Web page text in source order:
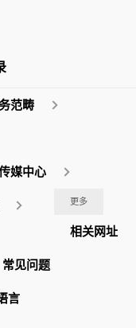
。房协致力支持及
需要的社群，及为
范畴
媒中心
更多
相关网址
常见问题
言